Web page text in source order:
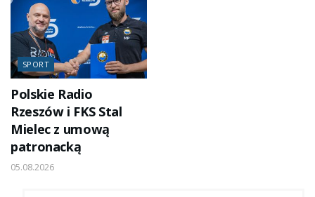
SPORT
Polskie Radio
Rzeszów i FKS Stal
Mielec z umową
patronacką
05.08.2026